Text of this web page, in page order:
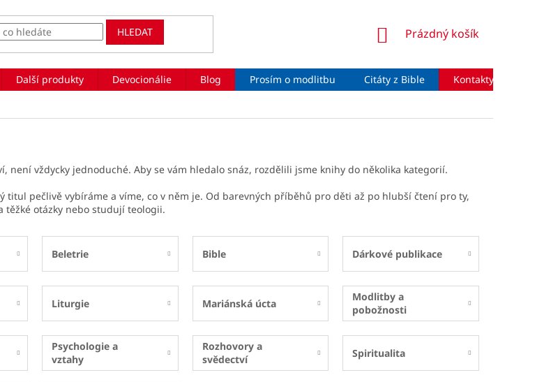
HLEDAT
NÁKUPNÍ
Prázdný košík
Další produkty Devocionálie Blog Prosím o modlitbu Citáty z Bible Kontakty
není vždycky jednoduché. Aby se vám hledalo snáz, rozdělili jsme knihy do několika kategorií.
titul pečlivě vybíráme a víme, co v něm je. Od barevných příběhů pro děti až po hlubší čtení pro ty,
těžké otázky nebo studují teologii.
Beletrie Bible Dárkové publikace
Liturgie Mariánská úcta
Modlitby a
pobožnosti
Psychologie a
vztahy
Rozhovory a
svědectví
Spiritualita